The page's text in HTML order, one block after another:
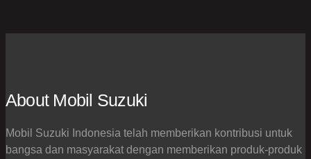
About Mobil Suzuki
Mobil Suzuki Indonesia telah memberikan kontribusi untuk
bangsa dan masyarakat dengan memberikan produk-produk